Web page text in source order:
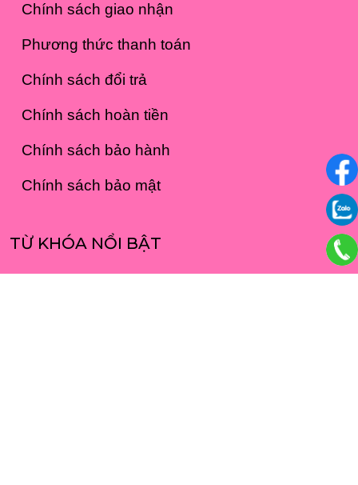
Chính sách giao nhận
Phương thức thanh toán
Chính sách đổi trả
Chính sách hoàn tiền
Chính sách bảo hành
Chính sách bảo mật
TỪ KHÓA NỔI BẬT